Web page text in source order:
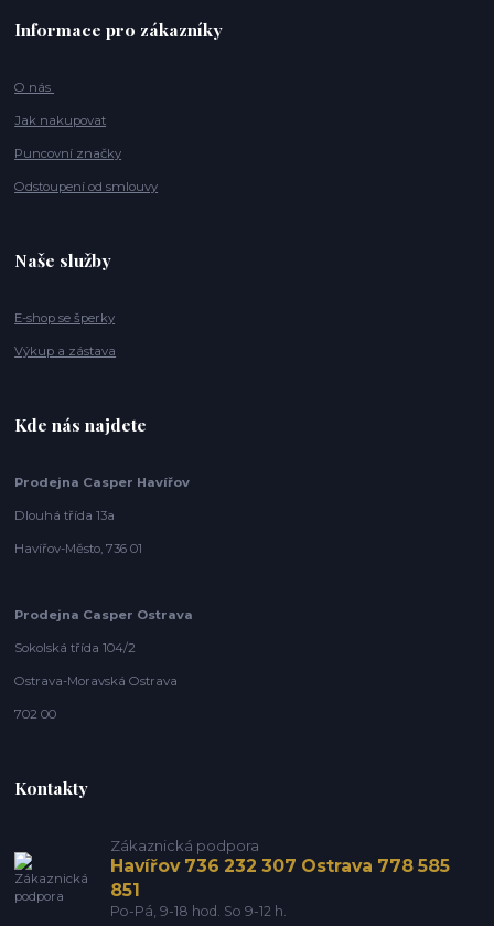
Informace pro zákazníky
O nás
Jak nakupovat
Puncovní značky
Odstoupení od smlouvy
Naše služby
E-shop se šperky
Výkup a zástava
Kde nás najdete
Prodejna Casper Havířov
Dlouhá třída 13a
Havířov-Město, 736 01
Prodejna Casper Ostrava
Sokolská třída 104/2
Ostrava-Moravská Ostrava
702 00
Kontakty
Zákaznická podpora
Havířov 736 232 307 Ostrava 778 585
851
Po-Pá, 9-18 hod. So 9-12 h.